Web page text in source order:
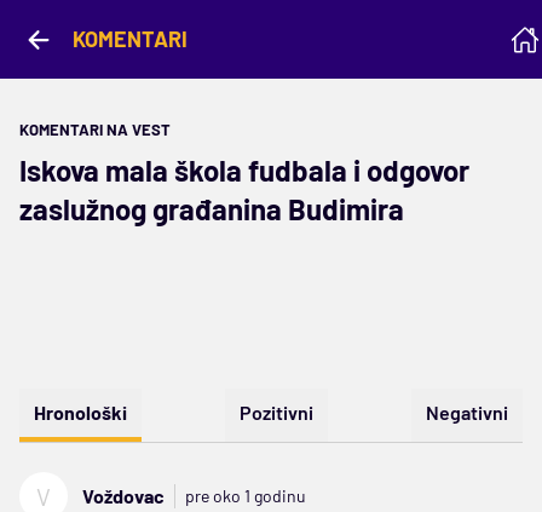
KOMENTARI
KOMENTARI NA VEST
Iskova mala škola fudbala i odgovor
zaslužnog građanina Budimira
Hronološki Pozitivni Negativni
V Voždovac pre oko 1 godinu